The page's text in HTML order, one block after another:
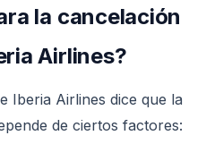
la cancelación
Airlines?
Iberia Airlines dice que la
de ciertos factores: